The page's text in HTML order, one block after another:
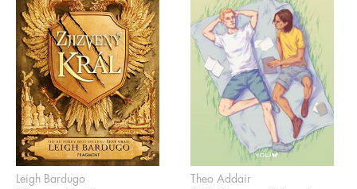
Leigh Bardugo Theo Addair